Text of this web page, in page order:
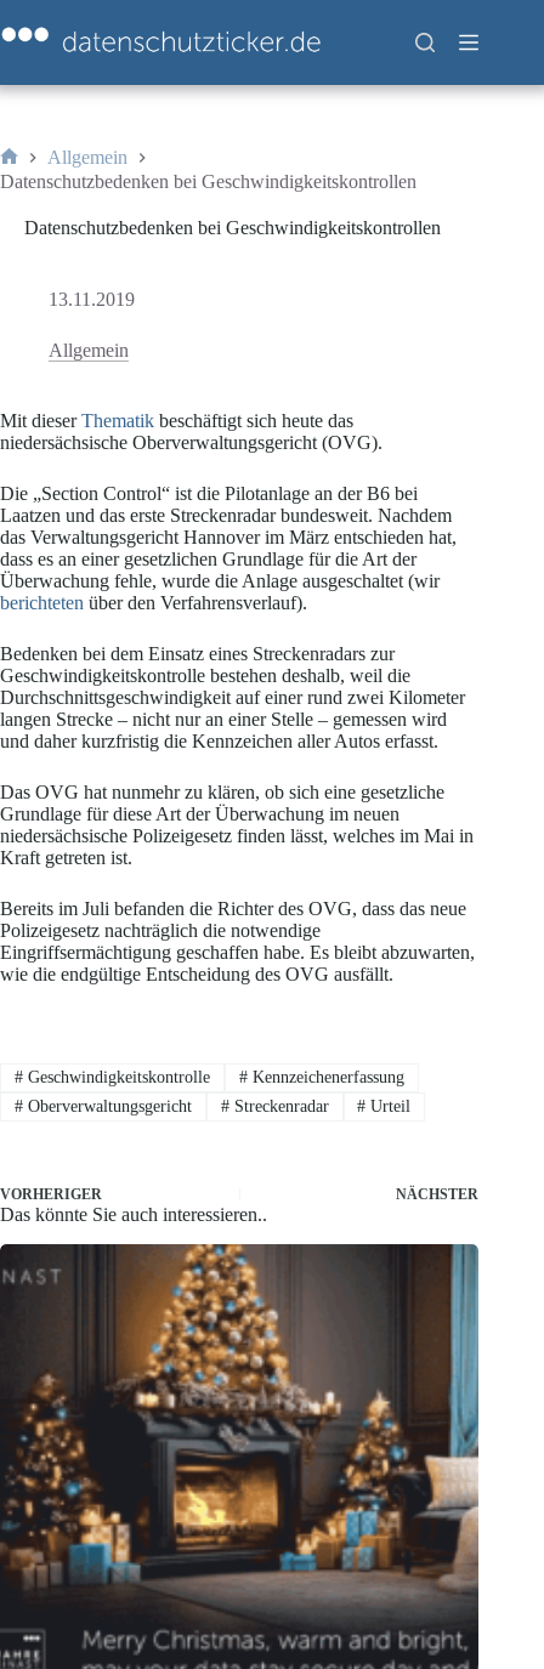
Inhalt
springen
Start
Allgemein
Datenschutzbedenken bei Geschwindigkeitskontrollen
Datenschutzbedenken bei Geschwindigkeitskontrollen
13.11.2019
Allgemein
Mit dieserThematik beschäftigt sich heute das
niedersächsische Oberverwaltungsgericht (OVG).
Die „Section Control“ ist die Pilotanlage an der B6 bei
Laatzen und das erste Streckenradar bundesweit. Nachdem
das Verwaltungsgericht Hannover im März entschieden hat,
dass es an einer gesetzlichen Grundlage für die Art der
Überwachung fehle, wurde die Anlage ausgeschaltet (wir
berichteten über den Verfahrensverlauf).
Bedenken bei dem Einsatz eines Streckenradars zur
Geschwindigkeitskontrolle bestehen deshalb, weil die
Durchschnittsgeschwindigkeit auf einer rund zwei Kilometer
langen Strecke – nicht nur an einer Stelle – gemessen wird
und daher kurzfristig die Kennzeichen aller Autos erfasst.
Das OVG hat nunmehr zu klären, ob sich eine gesetzliche
Grundlage für diese Art der Überwachung im neuen
niedersächsische Polizeigesetz finden lässt, welches im Mai in
Kraft getreten ist.
Bereits im Juli befanden die Richter des OVG, dass das neue
Polizeigesetz nachträglich die notwendige
Eingriffsermächtigung geschaffen habe. Es bleibt abzuwarten,
wie die endgültige Entscheidung des OVG ausfällt.
#Geschwindigkeitskontrolle #Kennzeichenerfassung
#Oberverwaltungsgericht #Streckenradar # Urteil
VORHERIGER NÄCHSTER
Das könnte Sie auch interessieren..